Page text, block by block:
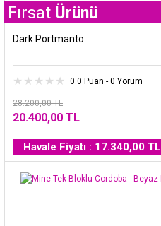
Ürünü
Dark Portmanto
0.0 Puan - 0 Yorum
28.200,00 TL
20.400,00 TL
Havale Fiyatı : 17.340,00 TL